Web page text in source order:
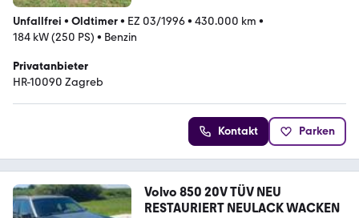
Unfallfrei • Oldtimer• EZ 03/1996• 430.000 km •
184 kW (250 PS) • Benzin
Privatanbieter
HR-10090 Zagreb
Kontakt Parken
Volvo 850 20V TÜV NEU
RESTAURIERT NEULACK WACKEN